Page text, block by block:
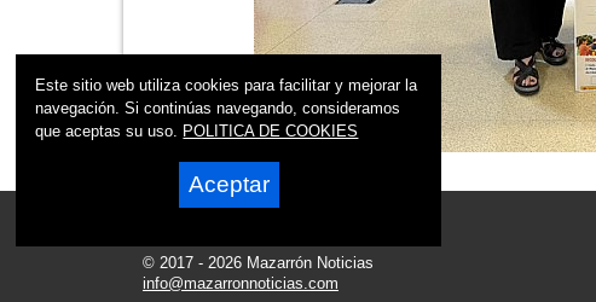
© 2017 - 2026 Mazarrón Noticias
info@mazarronnoticias.com
Este sitio web utiliza cookies para facilitar y mejorar la
navegación. Si continúas navegando, consideramos
que aceptas su uso. POLITICA DE COOKIES
Aceptar